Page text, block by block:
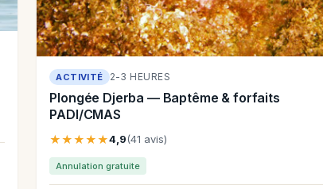
ACTIVITÉ 2-3 HEURES
Plongée Djerba — Baptême & forfaits
PADI/CMAS
★★★★★4,9(41 avis)
Annulation gratuite